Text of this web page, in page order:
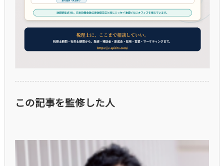
この記事を監修した人